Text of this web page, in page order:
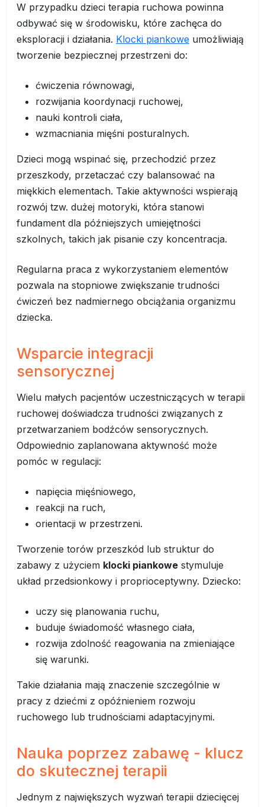
W przypadku dzieci terapia ruchowa powinna
odbywać się w środowisku, które zachęca do
eksploracji i działania. Klocki piankowe umożliwiają
tworzenie bezpiecznej przestrzeni do:
ćwiczenia równowagi,
rozwijania koordynacji ruchowej,
nauki kontroli ciała,
wzmacniania mięśni posturalnych.
Dzieci mogą wspinać się, przechodzić przez
przeszkody, przetaczać czy balansować na
miękkich elementach. Takie aktywności wspierają
rozwój tzw. dużej motoryki, która stanowi
fundament dla późniejszych umiejętności
szkolnych, takich jak pisanie czy koncentracja.
Regularna praca z wykorzystaniem elementów
pozwala na stopniowe zwiększanie trudności
ćwiczeń bez nadmiernego obciążania organizmu
dziecka.
Wsparcie integracji
sensorycznej
Wielu małych pacjentów uczestniczących w terapii
ruchowej doświadcza trudności związanych z
przetwarzaniem bodźców sensorycznych.
Odpowiednio zaplanowana aktywność może
pomóc w regulacji:
napięcia mięśniowego,
reakcji na ruch,
orientacji w przestrzeni.
Tworzenie torów przeszkód lub struktur do
zabawy z użyciem klocki piankowe stymuluje
układ przedsionkowy i proprioceptywny. Dziecko:
uczy się planowania ruchu,
buduje świadomość własnego ciała,
rozwija zdolność reagowania na zmieniające
się warunki.
Takie działania mają znaczenie szczególnie w
pracy z dziećmi z opóźnieniem rozwoju
ruchowego lub trudnościami adaptacyjnymi.
Nauka poprzez zabawę - klucz
do skutecznej terapii
Jednym z największych wyzwań terapii dziecięcej